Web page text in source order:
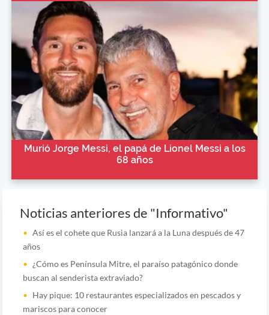
Murió Jorge Messi, el papá de Lionel Messi a los
68 años
Noticias anteriores de "Informativo"
Así es el cohete que Rusia lanzará a la Luna después de 47
años
¿Cómo es Península Mitre, el paraíso patagónico donde
buscan al senderista extraviado?
Hay pique: 10 restaurantes especializados en pescados y
mariscos para conocer